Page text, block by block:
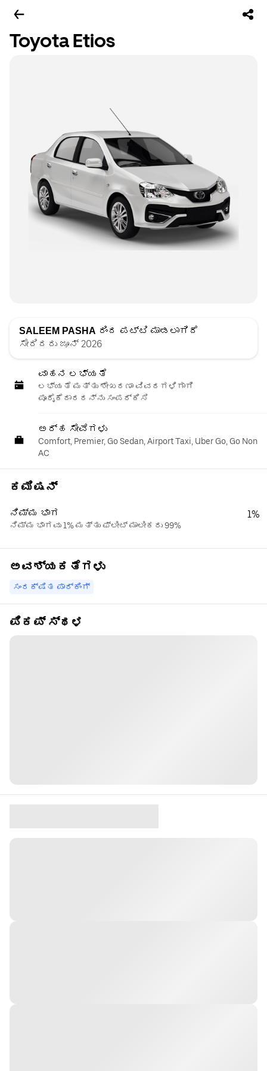
Toyota Etios
SALEEM PASHA ರಿಂದ ಪಟ್ಟಿ ಮಾಡಲಾಗಿದೆ
ಸೇರಿದರು ಜೂನ್ 2026
ವಾಹನ ಲಭ್ಯತೆ
ಲಭ್ಯತೆ ಮತ್ತು ಶೇಖರಣಾ ವಿವರಗಳಿಗಾಗಿ
ಪೂರೈಕೆದಾರರನ್ನು ಸಂಪರ್ಕಿಸಿ
ಅರ್ಹ ಸೇವೆಗಳು
Comfort, Premier, Go Sedan, Airport Taxi, Uber Go, Go Non
AC
ಕಮಿಷನ್
ನಿಮ್ಮ ಭಾಗ
ನಿಮ್ಮ ಭಾಗವು 1% ಮತ್ತು ಫ್ಲೀಟ್ ಮಾಲೀಕರು 99%
1%
ಅವಶ್ಯಕತೆಗಳು
ಸಂರಕ್ಷಿತ ಪಾರ್ಕಿಂಗ್
ಪಿಕಪ್ ಸ್ಥಳ